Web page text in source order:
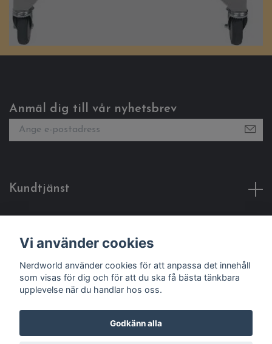
Anmäl dig till vår nyhetsbrev
Kundtjänst
Sociala medier
Vi använder cookies
Nerdworld använder cookies för att anpassa det innehåll
som visas för dig och för att du ska få bästa tänkbara
upplevelse när du handlar hos oss.
Godkänn alla